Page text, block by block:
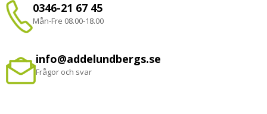
0346-21 67 45
Mån-Fre 08.00-18.00
info@addelundbergs.se
Frågor och svar